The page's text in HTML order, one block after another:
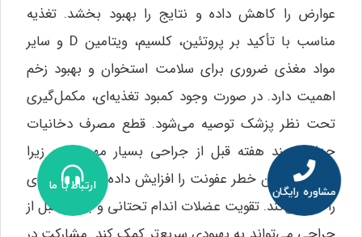
عوارض را کاهش داده و نتایج را بهبود بخشد. تغذیه
مناسب با تأکید بر پروتئین، کلسیم، ویتامین D و سایر
مواد مغذی ضروری برای سلامت استخوان و بهبود زخم
اهمیت دارد. در صورت وجود کمبود تغذیه‌ای، مکمل‌گیری
تحت نظر پزشک توصیه می‌شود. قطع مصرف دخانیات
حداقل چند هفته قبل از جراحی بسیار مهم است زیرا
سیگار کشیدن خطر عفونت را افزایش داده و روند بهبودی
را کند می‌کند. تقویت عضلات اندام تحتانی و بالاتنه قبل از
مشاوره رایگان ارتباط با ما